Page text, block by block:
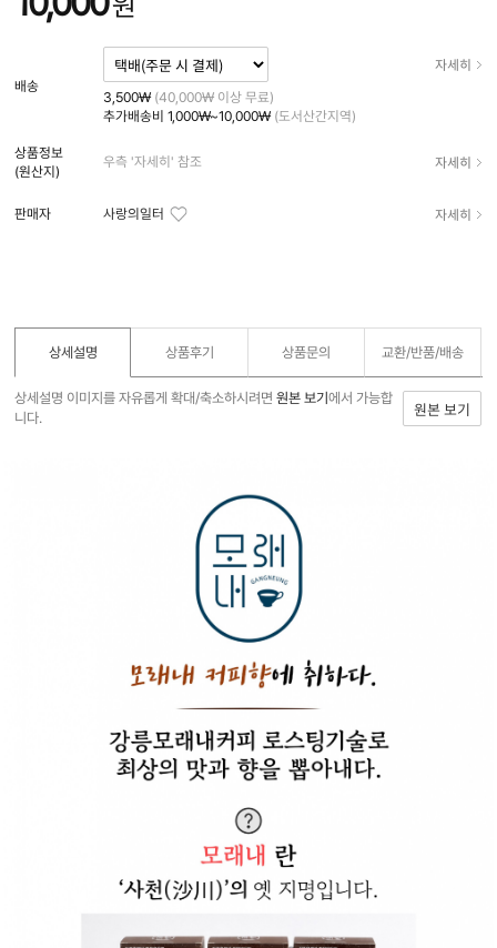
배송
자세히
3,500₩ (40,000₩ 이상 무료)
추가배송비 1,000₩~10,000₩ (도서산간지역)
상품정보
(원산지)
우측 '자세히' 참조 자세히
판매자 사랑의일터 자세히
상세설명 상품후기 상품문의 교환/반품/배송
상세설명 이미지를 자유롭게 확대/축소하시려면원본 보기에서 가능합
니다.
원본 보기